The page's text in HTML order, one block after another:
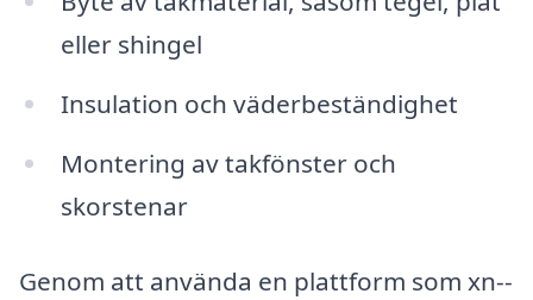
eller shingel
Insulation och väderbeständighet
Montering av takfönster och
skorstenar
Genom att använda en plattform som xn--